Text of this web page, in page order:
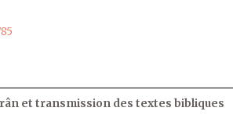
et transmission des textes bibliques